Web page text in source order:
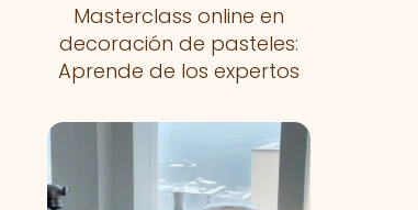
Masterclass online en
decoración de pasteles:
Aprende de los expertos